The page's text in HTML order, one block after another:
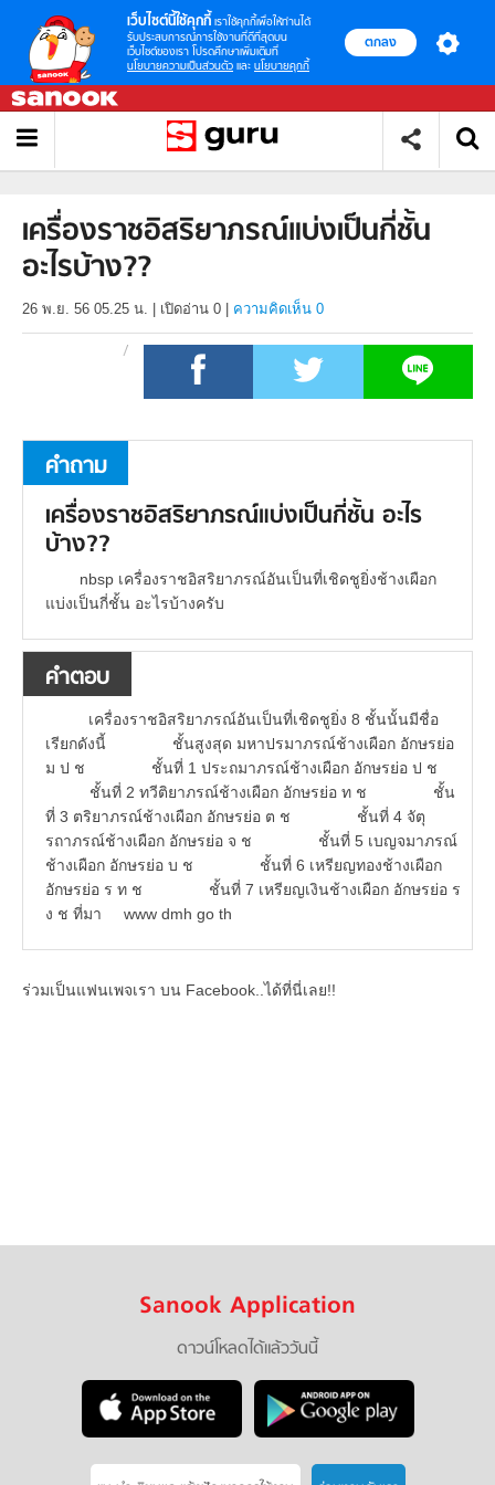
เว็บไซต์นี้ใช้คุกกี้ เราใช้คุกกี้เพื่อให้ท่านได้
รับประสบการณ์การใช้งานที่ดีที่สุดบน
เว็บไซต์ของเรา โปรดศึกษาเพิ่มเติมที่
นโยบายความเป็นส่วนตัว และ นโยบายคุกกี้
ตกลง
เครื่องราชอิสริยาภรณ์แบ่งเป็นกี่ชั้น
อะไรบ้าง??
26 พ.ย. 56 05.25 น. เปิดอ่าน 0 ความคิดเห็น 0
คำถาม
เครื่องราชอิสริยาภรณ์แบ่งเป็นกี่ชั้น อะไร
บ้าง??
nbsp เครื่องราชอิสริยาภรณ์อันเป็นที่เชิดชูยิ่งช้างเผือก
แบ่งเป็นกี่ชั้น อะไรบ้างครับ
คำตอบ
เครื่องราชอิสริยาภรณ์อันเป็นที่เชิดชูยิ่ง 8 ชั้นนั้นมีชื่อ
เรียกดังนี้ ชั้นสูงสุด มหาปรมาภรณ์ช้างเผือก อักษรย่อ
ม ป ช ชั้นที่ 1 ประถมาภรณ์ช้างเผือก อักษรย่อ ป ช
ชั้นที่ 2 ทวีติยาภรณ์ช้างเผือก อักษรย่อ ท ช ชั้น
ที่ 3 ตริยาภรณ์ช้างเผือก อักษรย่อ ต ช ชั้นที่ 4 จัตุ
รถาภรณ์ช้างเผือก อักษรย่อ จ ช ชั้นที่ 5 เบญจมาภรณ์
ช้างเผือก อักษรย่อ บ ช ชั้นที่ 6 เหรียญทองช้างเผือก
อักษรย่อ ร ท ช ชั้นที่ 7 เหรียญเงินช้างเผือก อักษรย่อ ร
ง ช ที่มา www dmh go th
ร่วมเป็นแฟนเพจเรา บน Facebook..ได้ที่นี่เลย!!
Sanook Application
ดาวน์โหลดได้แล้ววันนี้